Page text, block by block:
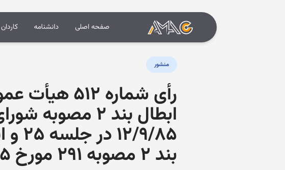
صفحه اصلی دانشنامه کاردان
منشور
رأی شماره
ابطال بند ۲
بند ۲ مصوبه ۲۹۱ مورخ ۱۰/۵/۱۳۸۵ شورای اسلامی شهر کرمانشاه